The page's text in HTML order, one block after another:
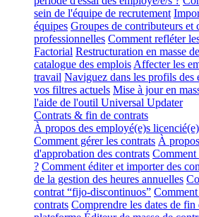
sein de l'équipe de recrutement
équipes Groupes de contributeurs et
professionnelles Comment refléter
Factorial Restructuration en masse
catalogue des emplois Affecter les
travail Naviguez dans les profils des
vos filtres actuels Mise à jour en
l'aide de l'outil Universal Updater
Contrats & fin de contrats
À propos des employé(e)s
Comment gérer les contrats À
d'approbation des contrats Comment
? Comment éditer et importer des
de la gestion des heures annuelles
contrat “fijo-discontinuos”
contrats Comprendre les dates de fin